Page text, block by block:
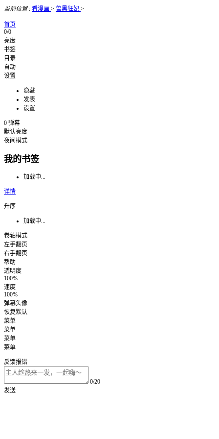
当前位置: 看漫画 > 兽黑狂妃 >
首页
0/0
亮度
书签
目录
自动
设置
隐藏
发表
设置
0 弹幕
默认亮度
夜间模式
我的书签
加载中...
详情
升序
加载中...
卷轴模式
左手翻页
右手翻页
帮助
透明度
100%
速度
100%
弹幕头像
恢复默认
菜单
菜单
菜单
菜单
反馈报错
0/20
发送